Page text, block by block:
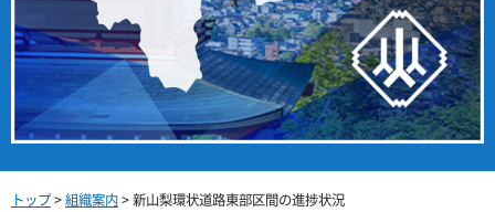
トップ>組織案内> 新山梨環状道路東部区間の進捗状況